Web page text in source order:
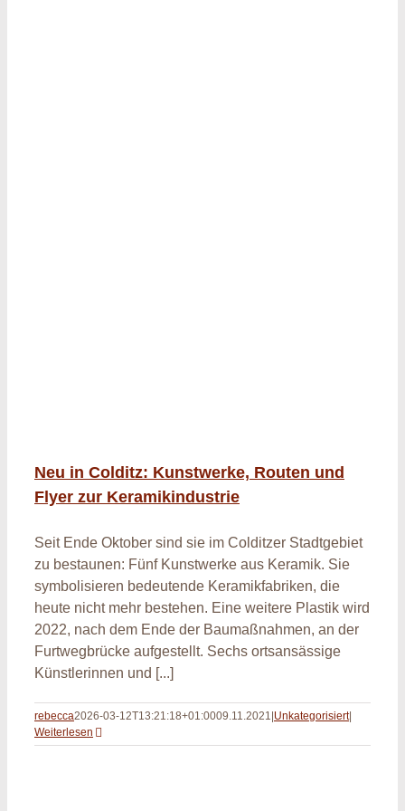
Neu in Colditz: Kunstwerke, Routen und
Flyer zur Keramikindustrie
Seit Ende Oktober sind sie im Colditzer Stadtgebiet
zu bestaunen: Fünf Kunstwerke aus Keramik. Sie
symbolisieren bedeutende Keramikfabriken, die
heute nicht mehr bestehen. Eine weitere Plastik wird
2022, nach dem Ende der Baumaßnahmen, an der
Furtwegbrücke aufgestellt. Sechs ortsansässige
Künstlerinnen und [...]
rebecca2026-03-12T13:21:18+01:0009.11.2021 |Unkategorisiert|
Weiterlesen